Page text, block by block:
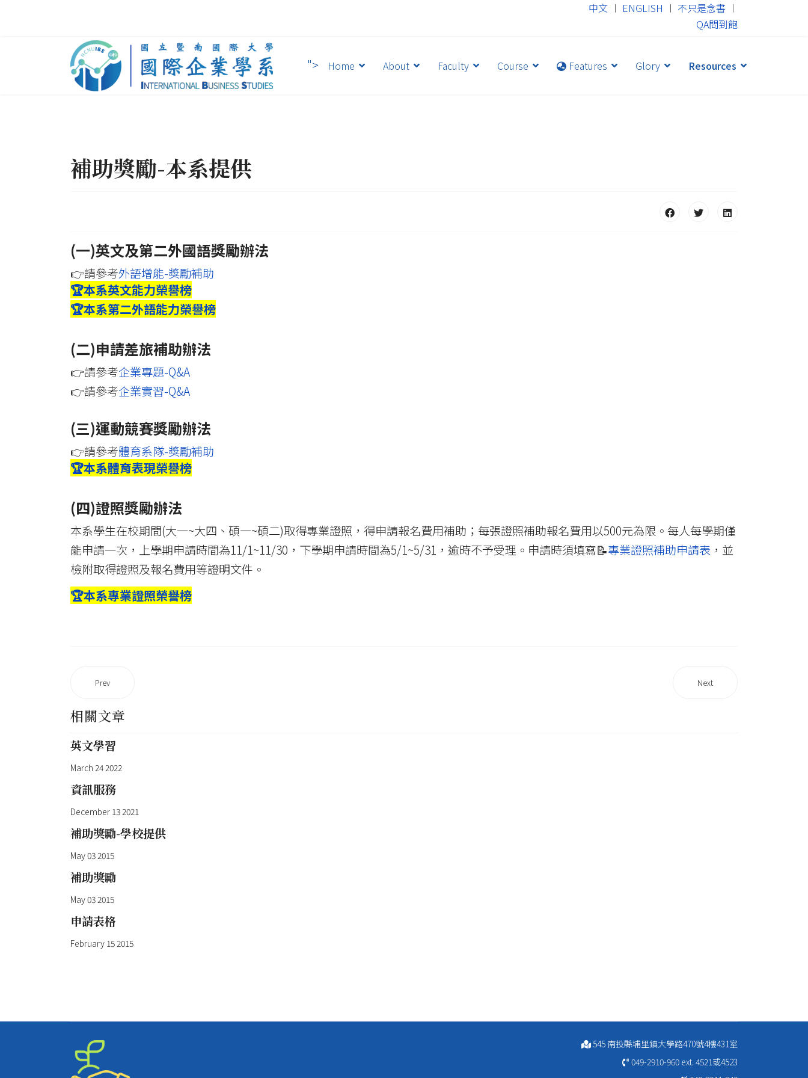
中文 ︱ ENGLISH ︱ 不只是念書 ︱
QA問到飽
"> Home About Faculty Course Features Glory Resources
補助獎勵-本系提供
(一)英文及第二外國語獎勵辦法
👉請參考外語增能-獎勵補助
🏆本系英文能力榮譽榜
🏆本系第二外語能力榮譽榜
(二)申請差旅補助辦法
👉請參考企業專題-Q&A
👉請參考企業實習-Q&A
(三)運動競賽獎勵辦法
👉請參考體育系隊-獎勵補助
🏆本系體育表現榮譽榜
(四)證照獎勵辦法
本系學生在校期間(大一~大四、碩一~碩二)取得專業證照，得申請報名費用補助；每張證照補助報名費用以500元為限。每人每學期僅
能申請一次，上學期申請時間為11/1~11/30，下學期申請時間為5/1~5/31，逾時不予受理。申請時須填寫📝專業證照補助申請表 ，並
檢附取得證照及報名費用等證明文件。
🏆本系專業證照榮譽榜
Prev Next
相關文章
英文學習
March 24 2022
資訊服務
December 13 2021
補助獎勵-學校提供
May 03 2015
補助獎勵
May 03 2015
申請表格
February 15 2015
545 南投縣埔里鎮大學路470號4樓431室
049-2910-960 ext. 4521或4523